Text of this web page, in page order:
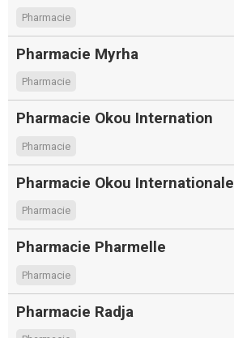
Pharmacie
Pharmacie Myrha
Pharmacie
Pharmacie Okou Internation
Pharmacie
Pharmacie Okou Internationale
Pharmacie
Pharmacie Pharmelle
Pharmacie
Pharmacie Radja